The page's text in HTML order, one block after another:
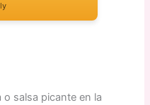
salsa picante en la